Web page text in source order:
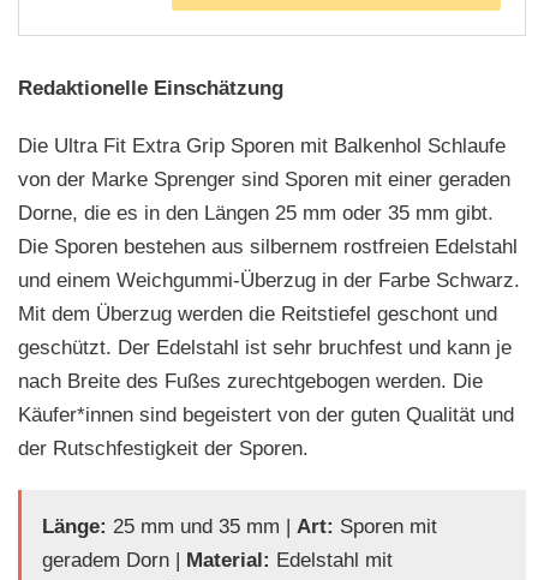
Redaktionelle Einschätzung
Die Ultra Fit Extra Grip Sporen mit Balkenhol Schlaufe
von der Marke Sprenger sind Sporen mit einer geraden
Dorne, die es in den Längen 25 mm oder 35 mm gibt.
Die Sporen bestehen aus silbernem rostfreien Edelstahl
und einem Weichgummi-Überzug in der Farbe Schwarz.
Mit dem Überzug werden die Reitstiefel geschont und
geschützt. Der Edelstahl ist sehr bruchfest und kann je
nach Breite des Fußes zurechtgebogen werden. Die
Käufer*innen sind begeistert von der guten Qualität und
der Rutschfestigkeit der Sporen.
Länge: 25 mm und 35 mm | Art: Sporen mit
geradem Dorn | Material: Edelstahl mit